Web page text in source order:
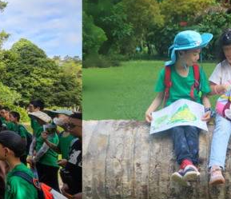
系列
后流动站
培养管理
科 导师队伍
作 服务指南
们
群团天地 廉政建设
党务公开 文化建设
党建专题 学习资源
信息公开目录
依申请公开
联系方式